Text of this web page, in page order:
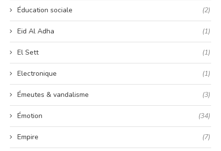
Éducation sociale (2)
Eid Al Adha (1)
El Sett (1)
Electronique (1)
Émeutes & vandalisme (3)
Émotion (34)
Empire (7)